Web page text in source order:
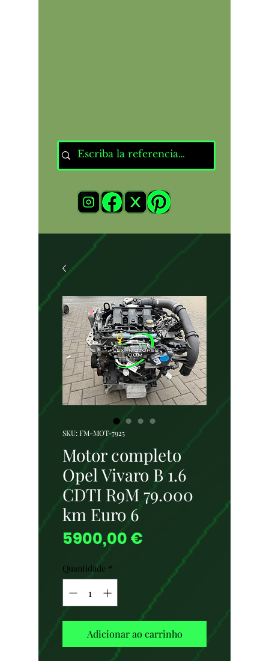
SKU: FM-MOT-7925
Motor completo
Opel Vivaro B 1.6
CDTI R9M 79.000
km Euro 6
5900,00 €
Quantidade *
Adicionar ao carrinho